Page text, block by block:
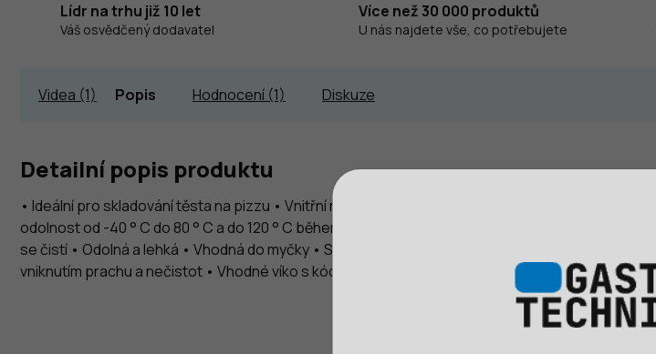
Lídr na trhu již 10 let
Váš osvědčený dodavatel
Více než 30 000 produktů
U nás najdete vše, co potřebujete
Popis
Videa (1) Hodnocení (1) Diskuze
Detailní popis produktu
• Ideální pro skladování těsta na pizzu • Vnitřní rozměry 360x260x90 mm • Teplotní
odolnost od -40 ° C do 80 ° C a do 120 ° C během mytí • Neabsorbuje pachy, snadno
se čistí • Odolná a lehká • Vhodná do myčky • Stohovatelná k ochraně obsahu před
vniknutím prachu a nečistot • Vhodné víko s kódem 643000